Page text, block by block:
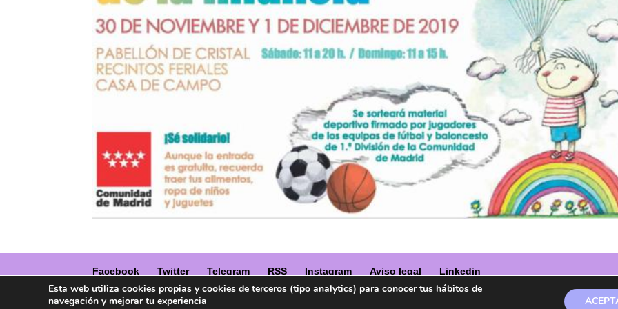
Facebook Twitter Telegram RSS Instagram Aviso legal Linkedin
Esta web utiliza cookies propias y cookies de terceros (tipo analytics) para conocer tus hábitos de
navegación y mejorar tu experiencia